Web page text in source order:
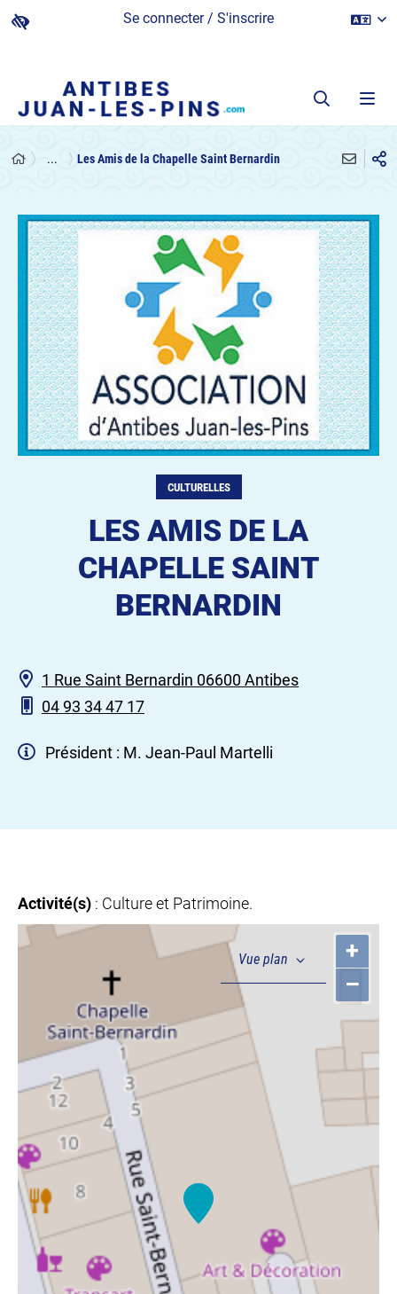
Se connecter / S'inscrire
... Les Amis de la Chapelle Saint Bernardin
CULTURELLES
LES AMIS DE LA
CHAPELLE SAINT
BERNARDIN
1 Rue Saint Bernardin 06600 Antibes
04 93 34 47 17
Président : M. Jean-Paul Martelli
Activité(s) : Culture et Patrimoine.
+
–